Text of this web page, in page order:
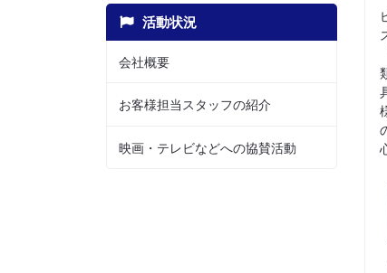
活動状況
会社概要
お客様担当スタッフの紹介
映画・テレビなどへの協賛活動